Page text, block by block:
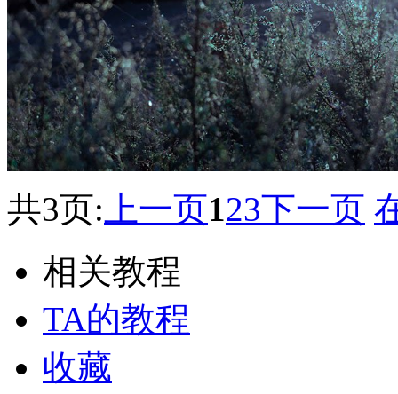
共3页: 上一页123下一页
相关教程
TA的教程
收藏